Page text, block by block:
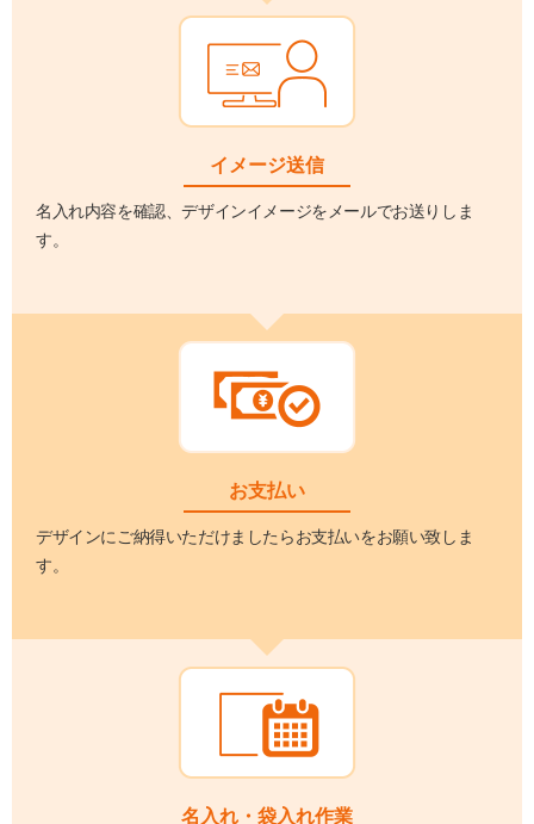
イメージ送信
名入れ内容を確認、デザインイメージをメールでお送りしま
す。
お支払い
デザインにご納得いただけましたらお支払いをお願い致しま
す。
名入れ・袋入れ作業